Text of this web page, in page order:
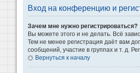
Вход на конференцию и
Зачем мне нужно регистрироваться?
Вы можете этого и не делать. Всё
Тем не менее регистрация даёт вам
сообщений, участие в группах и т. д.
Вернуться к началу